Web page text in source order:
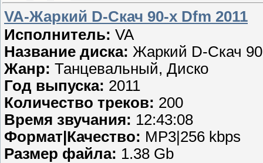
VA-Жаркий D-Скач 90-х Dfm 2011
Исполнитель: VA
Название диска: Жаркий D-Скач
Жанр: Танцевальный, Диско
Год выпуска: 2011
Количество треков: 200
Время звучания: 12:43:08
Формат|Качество: МP3|256 kbps
Размер файла: 1.38 Gb